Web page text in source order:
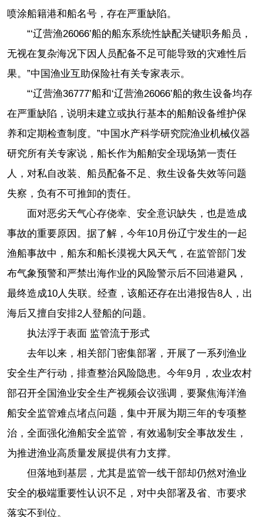
喷涂船籍港和船名号，存在严重缺陷。
“‘辽营渔26066’船的船东系统性缺配关键职务船员，
无视在复杂海况下因人员配备不足可能导致的灾难性后
果。”中国渔业互助保险社有关专家表示。
“‘辽营渔36777’船和‘辽营渔26066’船的救生设备均存
在严重缺陷，说明未建立或执行基本的船舶设备维护保
养和定期检查制度。”中国水产科学研究院渔业机械仪器
研究所有关专家说，船长作为船舶安全现场第一责任
人，对私自改装、船员配备不足、救生设备失效等问题
失察，负有不可推卸的责任。
面对恶劣天气心存侥幸、安全意识缺失，也是造成
事故的重要原因。据了解，今年10月份辽宁发生的一起
渔船事故中，船东和船长漠视大风天气，在监管部门发
布气象预警和严禁出海作业的风险警示后不回港避风，
最终造成10人失联。经查，该船还存在出港报告8人，出
海后又擅自安排2人登船的问题。
执法浮于表面 监管流于形式
去年以来，相关部门密集部署，开展了一系列渔业
安全生产行动，排查整治风险隐患。今年9月，农业农村
部召开全国渔业安全生产视频会议强调，要聚焦海洋渔
船安全监管难点堵点问题，集中开展为期三年的专项整
治，全面强化渔船安全监管，有效遏制安全事故发生，
为推进渔业高质量发展提供有力支撑。
但落地到基层，尤其是监管一线干部却仍然对渔业
安全的极端重要性认识不足，对中央部署及省、市要求
落实不到位。